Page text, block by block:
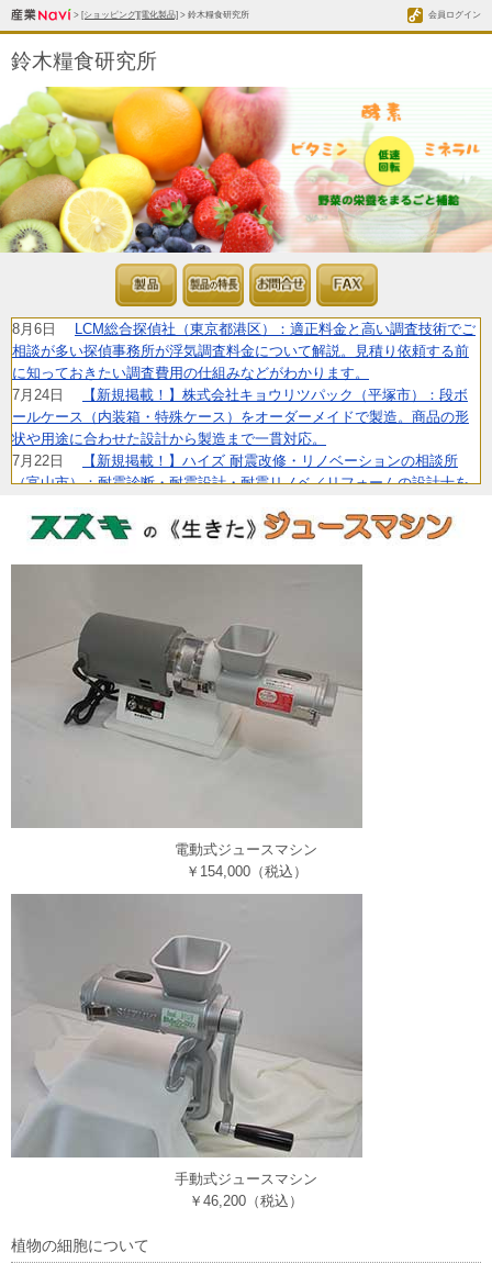
会員ログイン
> [ショッピング][電化製品] > 鈴木糧食研究所
鈴木糧食研究所
8月6日 LCM総合探偵社（東京都港区）：適正料金と高い調査技術でご
相談が多い探偵事務所が浮気調査料金について解説。見積り依頼する前
に知っておきたい調査費用の仕組みなどがわかります。
7月24日
【新規掲載！】株式会社キョウリツパック（平塚市）：段ボ
ールケース（内装箱・特殊ケース）をオーダーメイドで製造。商品の形
状や用途に合わせた設計から製造まで一貫対応。
7月22日
【新規掲載！】ハイズ 耐震改修・リノベーションの相談所
（富山市）：耐震診断・耐震設計・耐震リノベ／リフォームの設計士を
します。
Asterisk対応のソフトフォン&チャット統合型の法人向けIP電話アプリ
の就職・転職に特化した電工ナビ【関東版】なら、電気工事士として働
きたいという求職者に的確に出会うことができます。
6月23日【新規掲載！】株式会社カーテン・じゅうたん王国（東京都
中央区）：オーダーカーテンの失敗しない選び方をカーテンマイスター
が既製品との違いから解説。
6月11日【新規掲載！】株式会社ニコ・ワークス（東京都港区）：子
育てママ・パパ、妊婦さんターゲットの広告なら鮮度の高い会員情報を
堅・中小製造業の予知保全をサポートします。
【新規掲載！】ギグワークスクロスアイティ株式会社（東京
都港区）：PC操作画面をすべて動画でフル録画するクラウド型ツール
「ごきげんモニター」。月額3,000円/台〜
区）：ペプチドが筋トレにどのような効果があるのかを解説。成果を高
めたいジム会員に提案できるぺプチド商品もご提案します。
5月13日【新規掲載！】株式会社アクスト東日本（横浜市）：業務用
呼び出しベルとしてベルスターは高い耐久性と長距離通信、手厚いサポ
ートで多くの飲食店や工場で採用されています。
【新規掲載！】エトワール ピアノ・チェロ教室（川崎市）：
高津区（溝の口・二子新地）を中心に、ご自宅で学べる出張型のピア
ノ・チェロ教室。お子様から大人まで、一人ひとりに寄り添った丁寧な
レッスンを行ってい
3月31日
【新規掲載！】株式会社天龍産業（茅ヶ崎市）：湘南エリア
を中心に、建物解体工事、産業廃棄物収集運搬、アスベスト対応、土地
売買まで一貫対応。周辺環境に配慮した安全な施工で、解体後の土地活
心して学べる、小学生・中学生対象の個別指導プログラミングスクール
電動式ジュースマシン
￥154,000（税込）
手動式ジュースマシン
￥46,200（税込）
植物の細胞について